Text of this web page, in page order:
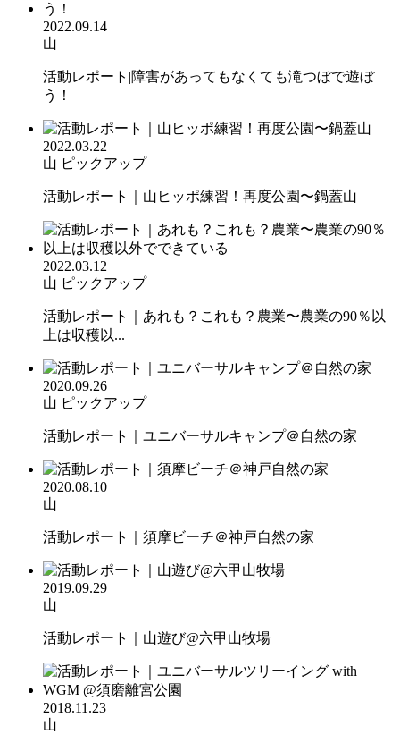
2022.09.14
山
活動レポート|障害があってもなくても滝つぼで遊ぼ
う！
2022.03.22
山 ピックアップ
活動レポート｜山ヒッポ練習！再度公園〜鍋蓋山
2022.03.12
山 ピックアップ
活動レポート｜あれも？これも？農業〜農業の90％以
上は収穫以...
2020.09.26
山 ピックアップ
活動レポート｜ユニバーサルキャンプ＠自然の家
2020.08.10
山
活動レポート｜須摩ビーチ＠神戸自然の家
2019.09.29
山
活動レポート｜山遊び@六甲山牧場
2018.11.23
山